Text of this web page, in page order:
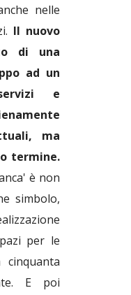
nelle
Il nuovo
di una
ad un
e
ma
termine.
è non
simbolo,
per le
E poi